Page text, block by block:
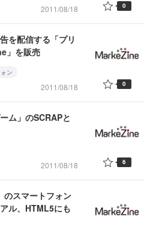
2011/08/18 0
を配信する「プリ
」を販売
ン
2011/08/18 0
ム」のSCRAPと
2011/08/18 6
のスマートフォン
ル、HTML5にも